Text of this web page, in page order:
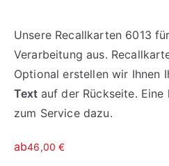
Unsere Recallkarten 6013
Verarbeitung aus.
Optional erstellen wir Ihnen
Text auf der Rückseite.
zum Service dazu.
ab46,00€